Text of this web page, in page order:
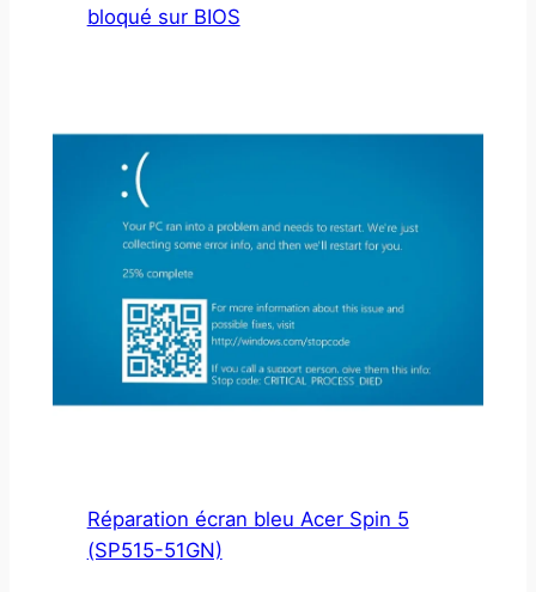
bloqué sur BIOS
Réparation écran bleu Acer Spin 5
(SP515-51GN)